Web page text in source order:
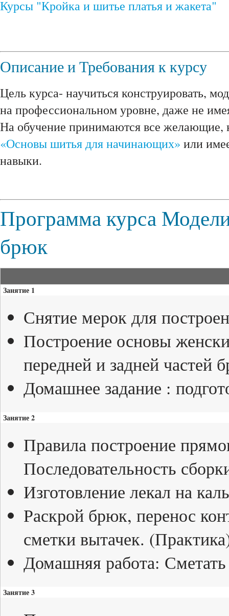
Курсы "Кройка и шитье платья и жакета"
Описание и Требования к курсу
Цель курса- научиться конструировать,
на профессиональном уровне, даже не
На обучение принимаются все желающие,
«Основы шитья для начинающих» или
навыки.
Программа курса
брюк
Занятие 1
Снятие мерок для
Построение основы
передней и задней частей
Домашнее задание :
Занятие 2
Правила построение
Последовательность
Изготовление лекал на
Раскрой брюк, перенос
сметки вытачек.
Домашняя работа:
Занятие 3